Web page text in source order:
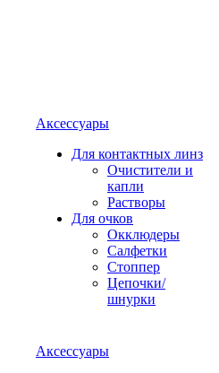
Аксессуары
Для контактных линз
Очистители и
капли
Растворы
Для очков
Окклюдеры
Салфетки
Стоппер
Цепочки/
шнурки
Аксессуары